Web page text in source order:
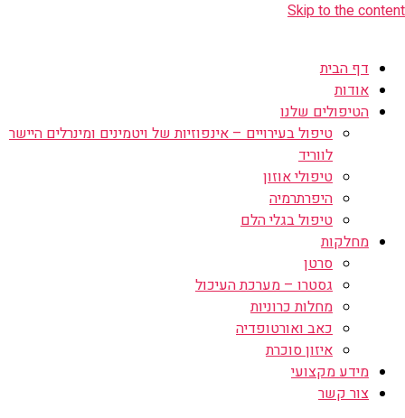
Skip to the content
דף הבית
אודות
הטיפולים שלנו
טיפול בעירויים – אינפוזיות של ויטמינים ומינרלים היישר
לווריד
טיפולי אוזון
היפרתרמיה
טיפול בגלי הלם
מחלקות
סרטן
גסטרו – מערכת העיכול
מחלות כרוניות
כאב ואורטופדיה
איזון סוכרת
מידע מקצועי
צור קשר